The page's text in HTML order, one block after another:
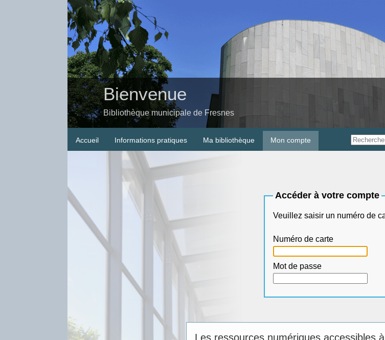
Bienvenue
Bibliothèque municipale de Fresnes
Accueil Informations pratiques Ma bibliothèque Mon compte
Accéder à votre compte
Numéro de carte
Mot de passe
Les ressources numériques accessibles à